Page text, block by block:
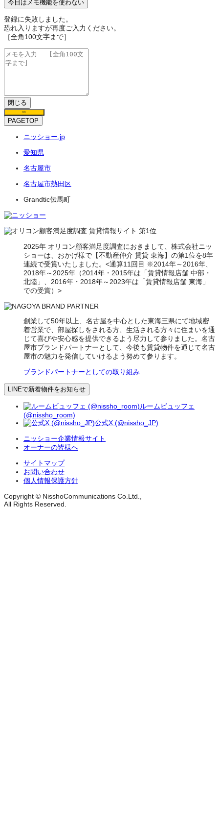
今日はメモ機能を使わない
登録に失敗しました。
恐れ入りますが再度ご入力ください。
［全角100文字まで］
閉じる
保存
PAGETOP
ニッショー.jp
愛知県
名古屋市
名古屋市熱田区
Grandtic伝馬町
2025年 オリコン顧客満足度調査におきまして、株式会社ニッ
ショーは、おかげ様で【不動産仲介 賃貸 東海】の第1位を8年
連続で受賞いたしました。<通算11回目 ※2014年～2016年、
2018年～2025年（2014年・2015年は「賃貸情報店舗 中部・
北陸」、2016年・2018年～2023年は「賃貸情報店舗 東海」
での受賞）>
創業して50年以上、名古屋を中心とした東海三県にて地域密
着営業で、部屋探しをされる方、生活される方々に住まいを通
じて喜びや安心感を提供できるよう尽力して参りました。名古
屋市ブランドパートナーとして、今後も賃貸物件を通じて名古
屋市の魅力を発信していけるよう努めて参ります。
ブランドパートナーとしての取り組み
LINEで新着物件をお知らせ
ルームビュッフェ
(@nissho_room)
公式X (@nissho_JP)
ニッショー企業情報サイト
オーナーの皆様へ
サイトマップ
お問い合わせ
個人情報保護方針
Copyright © NisshoCommunications Co.Ltd.,
All Rights Reserved.